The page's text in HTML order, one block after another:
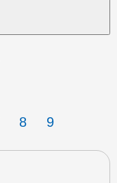
8 9